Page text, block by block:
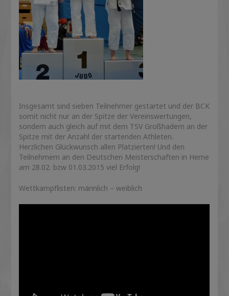
Insgesamt sind sieben Teilnehmer gestartet und der BCK
somit nicht nur an der Spitze der Vereinswertungen,
sondern auch gleich auf mit dem TSV Großhadern an der
Spitze mit der Anzahl der startenden Athleten.
Herzlichen Glückwunsch allen Platzierten! Und den
Teilnehmern an den Deutschen Meisterschaften in Herne
am 28.02. bzw 01.03.2015 viel Erfolg!
Wettkampflisten: männlich – weiblich